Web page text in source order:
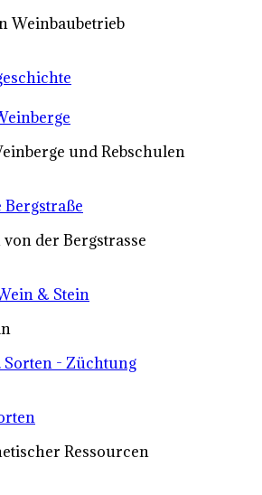
Weinbaubetrieb
und Rebschulen
Bergstraße
der Bergstrasse
& Stein
- Züchtung
Ressourcen